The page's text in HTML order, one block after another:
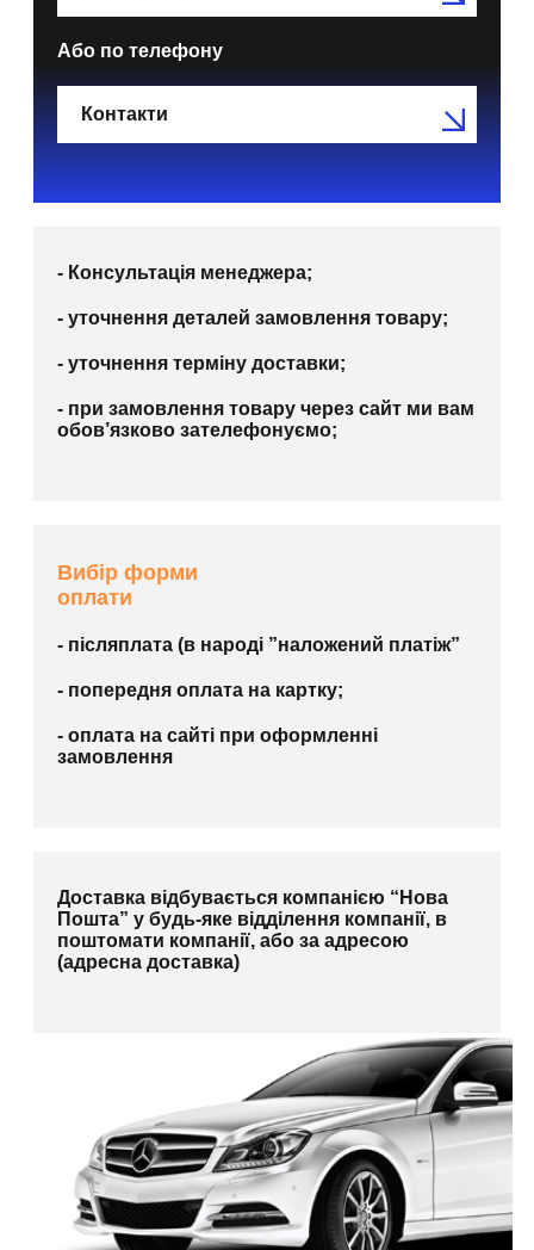
Або по телефону
Контакти
- Консультація менеджера;
- уточнення деталей замовлення товару;
- уточнення терміну доставки;
- при замовлення товару через сайт ми вам
обов’язково зателефонуємо;
Вибір форми
оплати
- післяплата (в народі ”наложений платіж”
- попередня оплата на картку;
- оплата на сайті при оформленні
замовлення
Доставка відбувається компанією “Нова
Пошта” у будь-яке відділення компанії, в
поштомати компанії, або за адресою
(адресна доставка)